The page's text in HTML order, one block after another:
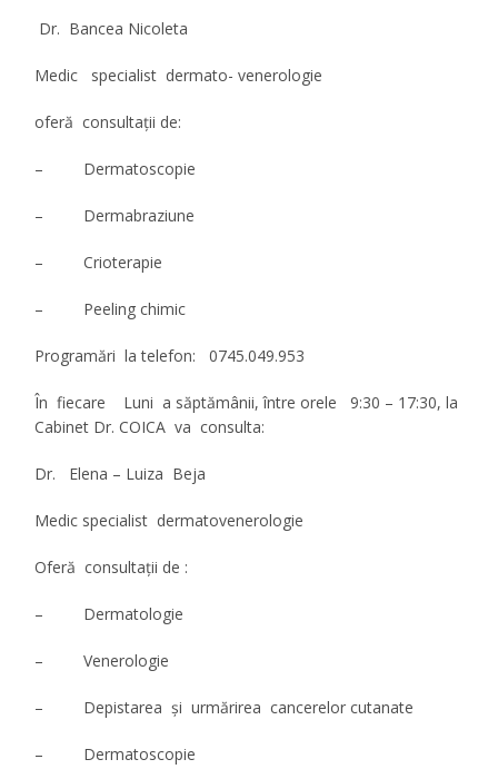
Dr. Bancea Nicoleta
Medic specialist dermato- venerologie
oferă consultaţii de:
– Dermatoscopie
– Dermabraziune
– Crioterapie
– Peeling chimic
Programări la telefon: 0745.049.953
În fiecare Luni a săptămânii, între orele 9:30 – 17:30, la
Cabinet Dr. COICA va consulta:
Dr. Elena – Luiza Beja
Medic specialist dermatovenerologie
Oferă consultaţii de :
– Dermatologie
– Venerologie
– Depistarea şi urmărirea cancerelor cutanate
– Dermatoscopie